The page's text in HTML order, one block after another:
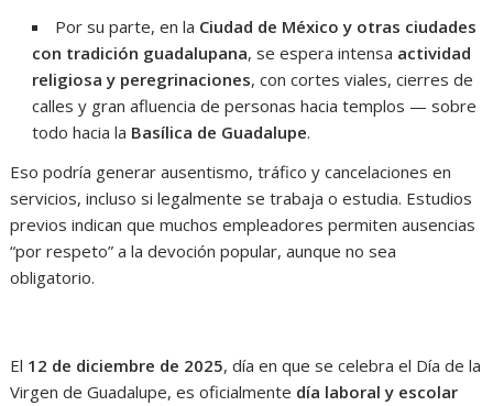
Por su parte, en la Ciudad de México y otras ciudades
con tradición guadalupana, se espera intensa actividad
religiosa y peregrinaciones, con cortes viales, cierres de
calles y gran afluencia de personas hacia templos — sobre
todo hacia la Basílica de Guadalupe.
Eso podría generar ausentismo, tráfico y cancelaciones en
servicios, incluso si legalmente se trabaja o estudia. Estudios
previos indican que muchos empleadores permiten ausencias
“por respeto” a la devoción popular, aunque no sea
obligatorio.
El 12 de diciembre de 2025, día en que se celebra el Día de la
Virgen de Guadalupe, es oficialmente día laboral y escolar